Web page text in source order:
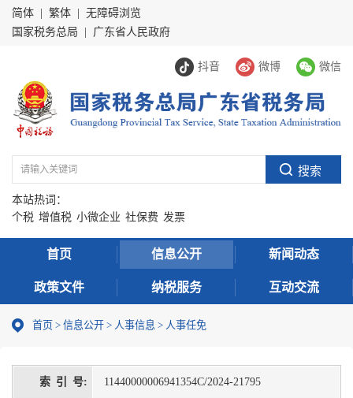
简体 繁体
无障碍浏览
国家税务总局
广东省人民政府
抖音 微博 微信
本站热词：
个税 增值税 小微企业 社保费 发票
首页 信息公开 新闻动态
政策文件 纳税服务 互动交流
首页 > 信息公开 > 人事信息 > 人事任免
索 引 号: 11440000006941354C/2024-21795